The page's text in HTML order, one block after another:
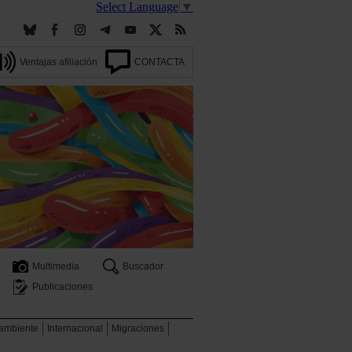
Select Language ▼
Ventajas afiliación CONTACTA
Multimedia
Buscador
Publicaciones
Internacional
Migraciones